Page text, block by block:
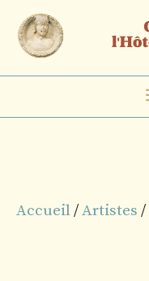
Aller
contenu
Accueil/Artistes /